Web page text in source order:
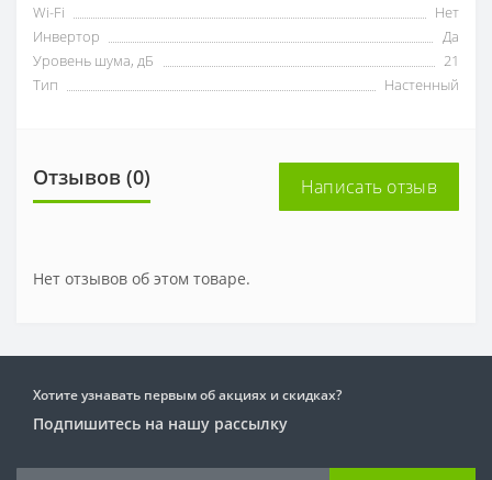
Wi-Fi
Нет
Инвертор
Да
Уровень шума, дБ
21
Тип
Настенный
Отзывов (0) Написать отзыв
Нет отзывов об этом товаре.
Хотите узнавать первым об акциях и скидках?
Подпишитесь на нашу рассылку